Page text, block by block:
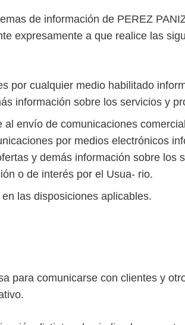
de información de PEREZ
expresamente a que realice las
por cualquier medio habilitado
información sobre los servicios y
envío de comunicaciones
por medios electrónicos
y demás información sobre los
o de interés por el Usua- rio.
las disposiciones aplicables.
para comunicarse con clientes y